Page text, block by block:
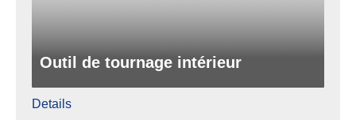
Outil de tournage intérieur
Details